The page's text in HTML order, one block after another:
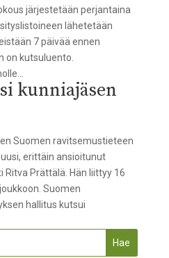
järjestetään perjantaina
lähetetään
7 päivää ennen
on kutsuluento.
kunniajäsen
Suomen ravitsemustieteen
erittäin ansioitunut
Ritva Prättälä. Hän liittyy 16
Suomen
hallitus kutsui